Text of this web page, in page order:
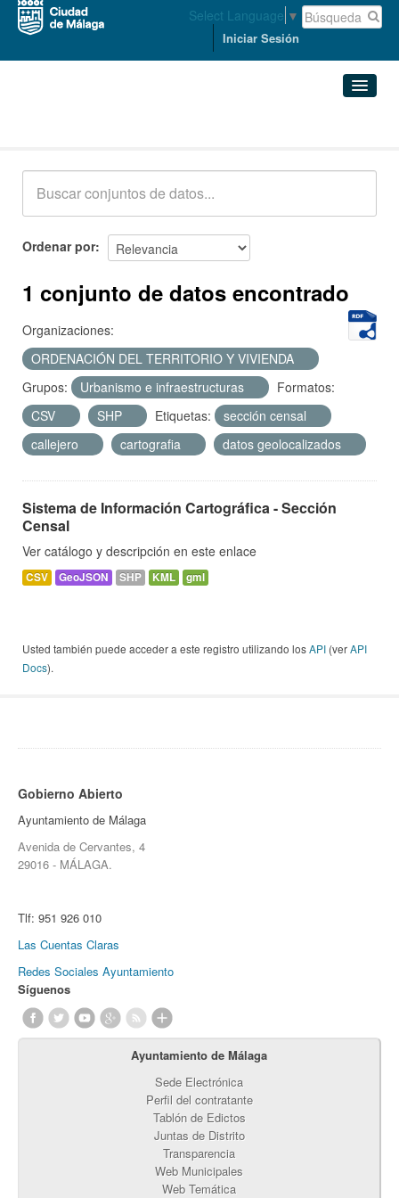
Select Language ▼
Iniciar Sesión
Acerca de
Ordenar por
1 conjunto de datos encontrado
Organizaciones:
ORDENACIÓN DEL TERRITORIO Y VIVIENDA
Grupos:
Urbanismo e infraestructuras
Formatos:
CSV
SHP Etiquetas:
sección censal
callejero
cartografia datos geolocalizados
Sistema de Información Cartográfica - Sección
Censal
Ver catálogo y descripción en este enlace
CSV GeoJSON SHP KML gml
Usted también puede acceder a este registro utilizando losAPI (verAPI
Docs).
Gobierno Abierto
Ayuntamiento de Málaga
Avenida de Cervantes, 4
29016 - MÁLAGA.
Tlf: 951 926 010
Las Cuentas Claras
Redes Sociales Ayuntamiento
Síguenos
Ayuntamiento de Málaga
Sede Electrónica
Perfil del contratante
Tablón de Edictos
Juntas de Distrito
Transparencia
Web Municipales
Web Temática